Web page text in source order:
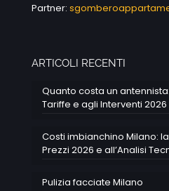
Partner:
ARTICOLI RECENTI
Quanto costa un
Tariffe e agli Interventi 2026
Costi imbianchino Milano:
Prezzi 2026 e all’Analisi
Pulizia facciate Milano